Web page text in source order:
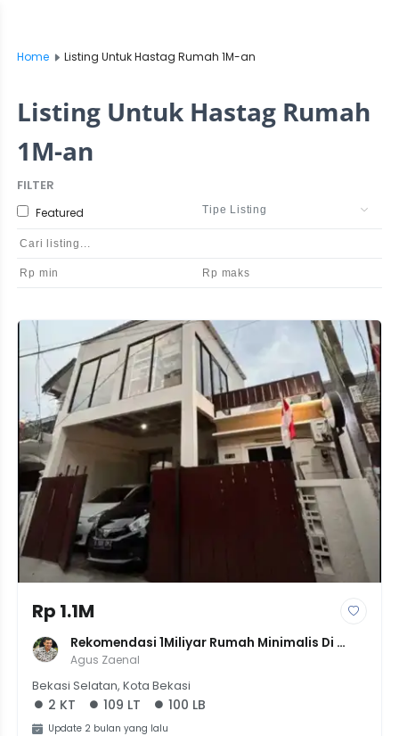
Home Listing Untuk Hastag Rumah 1M-an
Listing Untuk Hastag Rumah
1M-an
FILTER
Featured
Rp 1.1M
Rekomendasi 1Miliyar Rumah Minimalis Di
Pekayon Tanah 109 Surat SHM
Agus Zaenal
Bekasi Selatan, Kota Bekasi
2 KT 109 LT 100 LB
Update 2 bulan yang lalu